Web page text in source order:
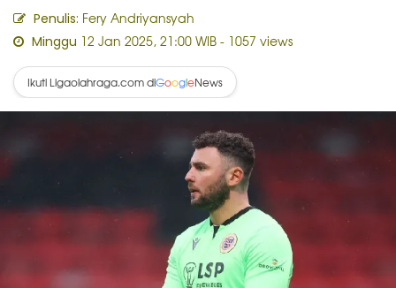
Penulis: Fery Andriyansyah
Minggu 12 Jan 2025, 21:00 WIB - 1057 views
Ikuti Ligaolahraga.com diGoogleNews